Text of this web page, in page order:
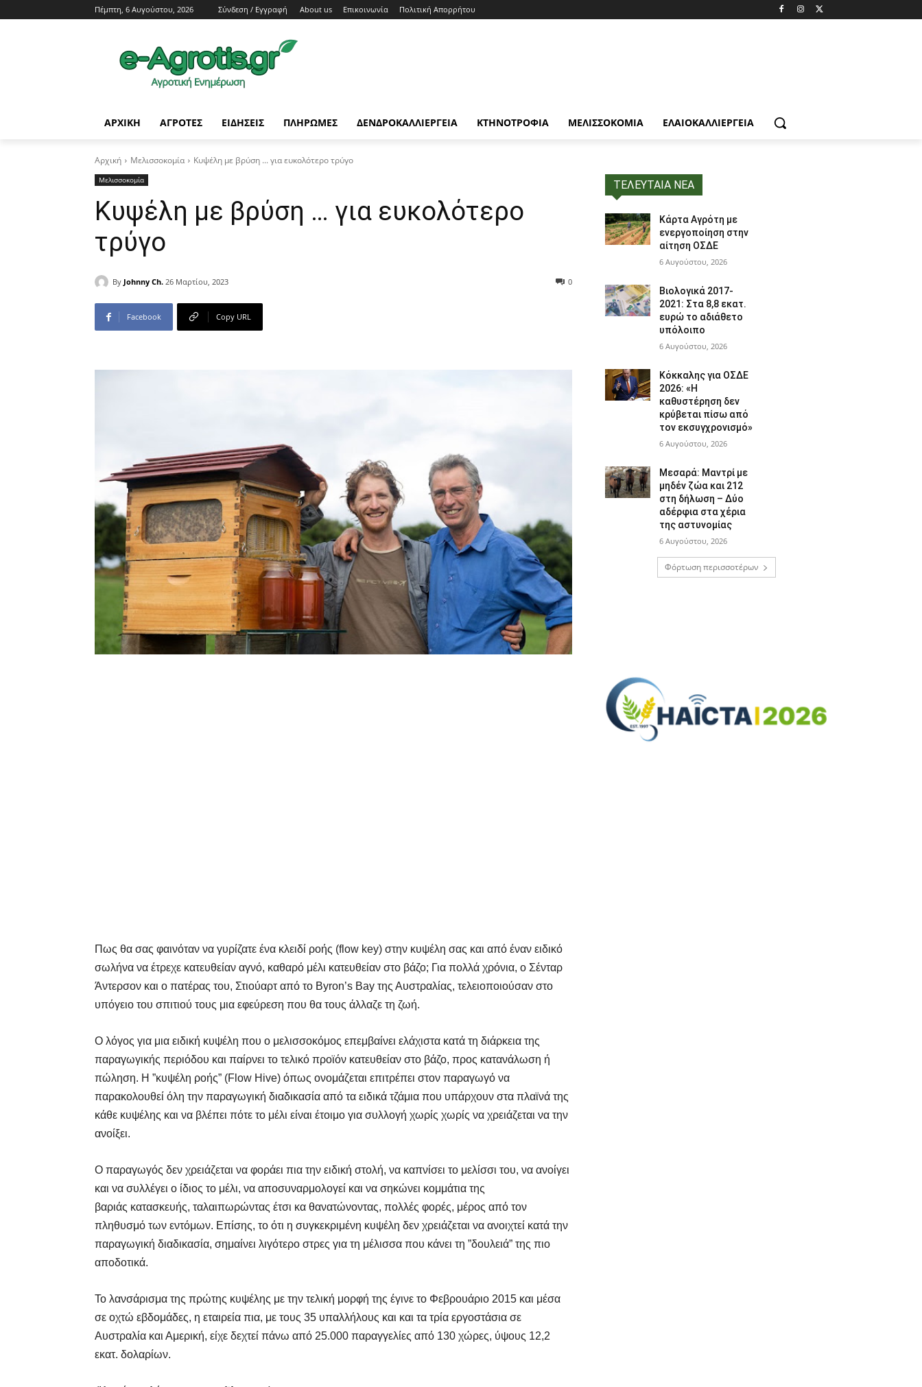
Πέμπτη, 6 Αυγούστου, 2026 Σύνδεση / Εγγραφή About us Επικοινωνία Πολιτική Απορρήτου
ΑΡΧΙΚΗ AΓΡΟΤΕΣ ΕΙΔΗΣΕΙΣ ΠΛΗΡΩΜΕΣ ΔΕΝΔΡΟΚΑΛΛΙΕΡΓΕΙΑ ΚΤΗΝΟΤΡΟΦΙΑ ΜΕΛΙΣΣΟΚΟΜΙΑ ΕΛΑΙΟΚΑΛΛΙΈΡΓΕΙΑ
Αρχική Μελισσοκομία Κυψέλη με βρύση ... για ευκολότερο τρύγο
Μελισσοκομία
Κυψέλη με βρύση … για ευκολότερο
τρύγο
By Johnny Ch. 26 Μαρτίου, 2023 0
Facebook Copy URL
Πως θα σας φαινόταν να γυρίζατε ένα κλειδί ροής (flow key) στην κυψέλη σας και από έναν ειδικό
σωλήνα να έτρεχε κατευθείαν αγνό, καθαρό μέλι κατευθείαν στο βάζο; Για πολλά χρόνια, ο Σένταρ
Άντερσον και ο πατέρας του, Στιούαρτ από το Byron’s Bay της Αυστραλίας, τελειοποιούσαν στο
υπόγειο του σπιτιού τους μια εφεύρεση που θα τους άλλαζε τη ζωή.
Ο λόγος για μια ειδική κυψέλη που ο μελισσοκόμος επεμβαίνει ελάχιστα κατά τη διάρκεια της
παραγωγικής περιόδου και παίρνει το τελικό προϊόν κατευθείαν στο βάζο, προς κατανάλωση ή
πώληση. Η ”κυψέλη ροής” (Flow Hive) όπως ονομάζεται επιτρέπει στον παραγωγό να
παρακολουθεί όλη την παραγωγική διαδικασία από τα ειδικά τζάμια που υπάρχουν στα πλαϊνά της
κάθε κυψέλης και να βλέπει πότε το μέλι είναι έτοιμο για συλλογή χωρίς χωρίς να χρειάζεται να την
ανοίξει.
Ο παραγωγός δεν χρειάζεται να φοράει πια την ειδική στολή, να καπνίσει το μελίσσι του, να ανοίγει
και να συλλέγει ο ίδιος το μέλι, να αποσυναρμολογεί και να σηκώνει κομμάτια της
βαριάς κατασκευής, ταλαιπωρώντας έτσι κα θανατώνοντας, πολλές φορές, μέρος από τον
πληθυσμό των εντόμων. Επίσης, το ότι η συγκεκριμένη κυψέλη δεν χρειάζεται να ανοιχτεί κατά την
παραγωγική διαδικασία, σημαίνει λιγότερο στρες για τη μέλισσα που κάνει τη ”δουλειά” της πιο
αποδοτικά.
Το λανσάρισμα της πρώτης κυψέλης με την τελική μορφή της έγινε το Φεβρουάριο 2015 και μέσα
σε οχτώ εβδομάδες, η εταιρεία πια, με τους 35 υπαλλήλους και και τα τρία εργοστάσια σε
Αυστραλία και Αμερική, είχε δεχτεί πάνω από 25.000 παραγγελίες από 130 χώρες, ύψους 12,2
εκατ. δολαρίων.
ΤΕΛΕΥΤΑΙΑ ΝΕΑ
Κάρτα Αγρότη με
ενεργοποίηση στην
αίτηση ΟΣΔΕ
6 Αυγούστου, 2026
Βιολογικά 2017-
2021: Στα 8,8 εκατ.
ευρώ το αδιάθετο
υπόλοιπο
6 Αυγούστου, 2026
Κόκκαλης για ΟΣΔΕ
2026: «Η
καθυστέρηση δεν
κρύβεται πίσω από
τον εκσυγχρονισμό»
6 Αυγούστου, 2026
Μεσαρά: Μαντρί με
μηδέν ζώα και 212
στη δήλωση – Δύο
αδέρφια στα χέρια
της αστυνομίας
6 Αυγούστου, 2026
Φόρτωση περισσοτέρων